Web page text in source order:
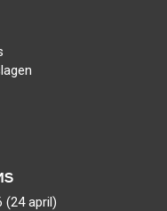
(24 april)